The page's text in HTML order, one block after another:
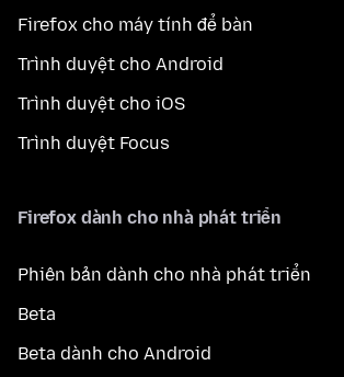
Firefox cho máy tính để bàn
Trình duyệt cho Android
Trình duyệt cho iOS
Trình duyệt Focus
Firefox dành cho nhà phát triển
Phiên bản dành cho nhà phát triển
Beta
Beta dành cho Android